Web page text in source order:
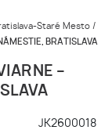
Staré Mesto /
BRATISLAVA
–
JK2600018